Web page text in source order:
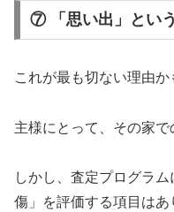
⑦ 「思い出」とい
これが最も切ない理由か
主様にとって、その家で
しかし、査定プログラ
傷」を評価する項目はあ